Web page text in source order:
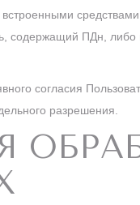
содержащий ПДн,
согласия
разрешения.